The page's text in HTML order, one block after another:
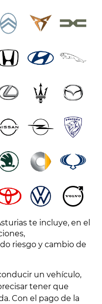
te incluye, en el
riesgo y cambio de
un vehículo,
tener que
Con el pago de la